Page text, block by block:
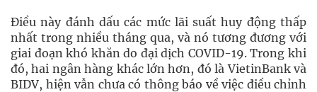
Điều này đánh dấu các mức lãi suất huy động thấp
nhất trong nhiều tháng qua, và nó tương đương với
giai đoạn khó khăn do đại dịch COVID-19. Trong khi
đó, hai ngân hàng khác lớn hơn, đó là VietinBank và
BIDV, hiện vẫn chưa có thông báo về việc điều chỉnh